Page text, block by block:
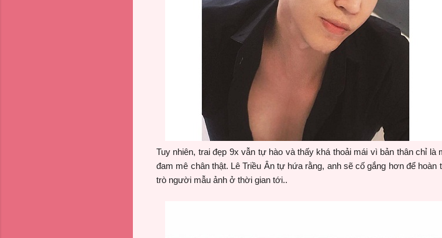
Tuy nhiên, trai đẹp 9x vẫn tự hào và thấy khá thoải mái vì bản thân chỉ
đam mê chân thật. Lê Triều Ân tự hứa rằng, anh sẽ cố gắng hơn để
trò người mẫu ảnh ở thời gian tới..